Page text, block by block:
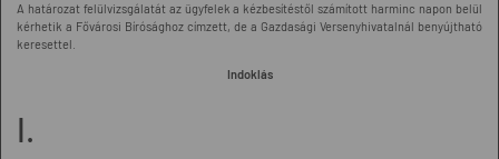
A határozat felülvizsgálatát az ügyfelek a kézbesítéstől számított harminc napon belül
kérhetik a Fővárosi Bírósághoz címzett, de a Gazdasági Versenyhivatalnál benyújtható
keresettel.
Indoklás
I.